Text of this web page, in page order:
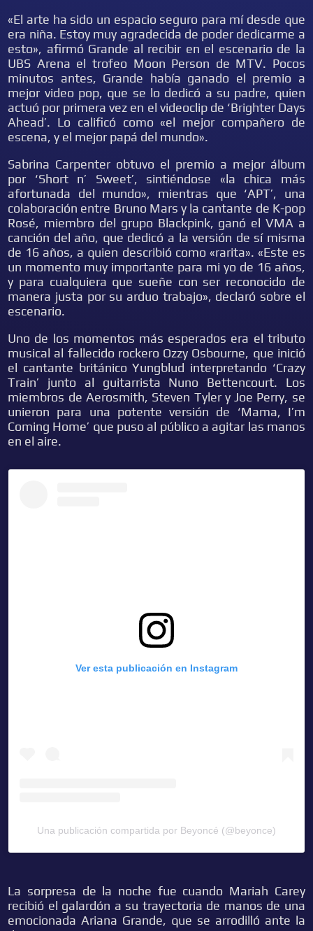
«El arte ha sido un espacio seguro para mí desde que
era niña. Estoy muy agradecida de poder dedicarme a
esto», afirmó Grande al recibir en el escenario de la
UBS Arena el trofeo Moon Person de MTV. Pocos
minutos antes, Grande había ganado el premio a
mejor video pop, que se lo dedicó a su padre, quien
actuó por primera vez en el videoclip de ‘Brighter Days
Ahead’. Lo calificó como «el mejor compañero de
escena, y el mejor papá del mundo».
Sabrina Carpenter obtuvo el premio a mejor álbum
por ‘Short n’ Sweet’, sintiéndose «la chica más
afortunada del mundo», mientras que ‘APT’, una
colaboración entre Bruno Mars y la cantante de K-pop
Rosé, miembro del grupo Blackpink, ganó el VMA a
canción del año, que dedicó a la versión de sí misma
de 16 años, a quien describió como «rarita». «Este es
un momento muy importante para mi yo de 16 años,
y para cualquiera que sueñe con ser reconocido de
manera justa por su arduo trabajo», declaró sobre el
escenario.
Uno de los momentos más esperados era el tributo
musical al fallecido rockero Ozzy Osbourne, que inició
el cantante británico Yungblud interpretando ‘Crazy
Train’ junto al guitarrista Nuno Bettencourt. Los
miembros de Aerosmith, Steven Tyler y Joe Perry, se
unieron para una potente versión de ‘Mama, I’m
Coming Home’ que puso al público a agitar las manos
en el aire.
Ver esta publicación en Instagram
Una publicación compartida por Beyoncé (@beyonce)
La sorpresa de la noche fue cuando Mariah Carey
recibió el galardón a su trayectoria de manos de una
emocionada Ariana Grande, que se arrodilló ante la